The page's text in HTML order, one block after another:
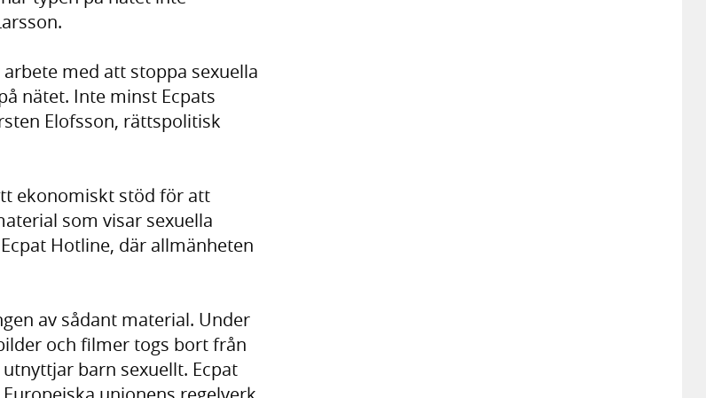
med att stoppa sexuella
nätet. Inte minst Ecpats
Elofsson, rättspolitisk
ekonomiskt stöd för att
som visar sexuella
Hotline, där allmänheten
av sådant material. Under
och filmer togs bort från
barn sexuellt. Ecpat